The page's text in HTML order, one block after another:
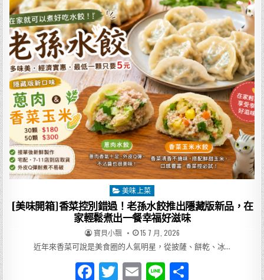
次
滿
足
b
o
o
k
r
HAMA
壽
司
（は
ま
寿
司）
科
技
感
滿
滿！
平
板
點
餐、
聲
優
送
餐、
繁
體
中
面，
日
本
迴
轉
壽
司
新
體
驗
Posted
in
美味上菜
[美味開箱]香菜控別錯過！老孫水餃推出隱藏版新品，在
家輕鬆煮出一餐幸福好滋味
AUTHOR:
寶貝小飄 PUBLISHED
DATE:
15 7 月, 2026
近年來香菜可說是美食圈的人氣明星，從披薩、餅乾、冰…
F T E Li